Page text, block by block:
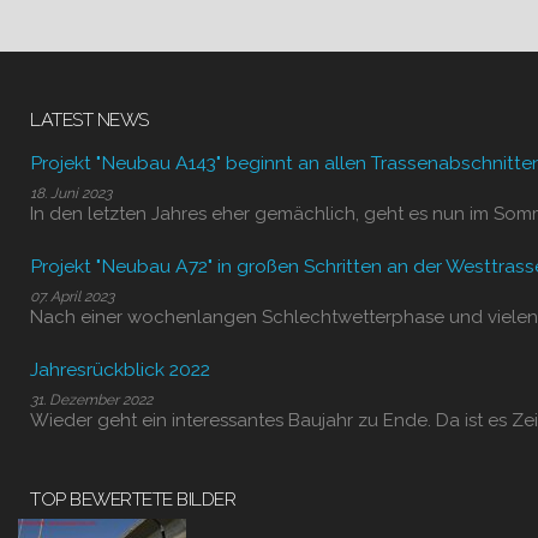
LATEST NEWS
Projekt "Neubau A143" beginnt an allen
18. Juni 2023
In den letzten Jahres eher gemächlich, geht es nun im
Projekt "Neubau A72" in großen Schritten an der
07. April 2023
Nach einer wochenlangen Schlechtwetterphase und
Jahresrückblick 2022
31. Dezember 2022
Wieder geht ein interessantes Baujahr zu Ende. Da ist es
TOP BEWERTETE BILDER